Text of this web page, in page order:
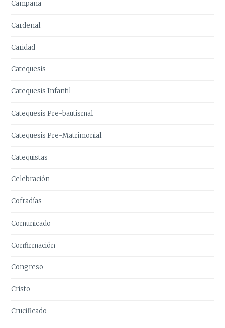
Campaña
Cardenal
Caridad
Catequesis
Catequesis Infantil
Catequesis Pre-bautismal
Catequesis Pre-Matrimonial
Catequistas
Celebración
Cofradías
Comunicado
Confirmación
Congreso
Cristo
Crucificado